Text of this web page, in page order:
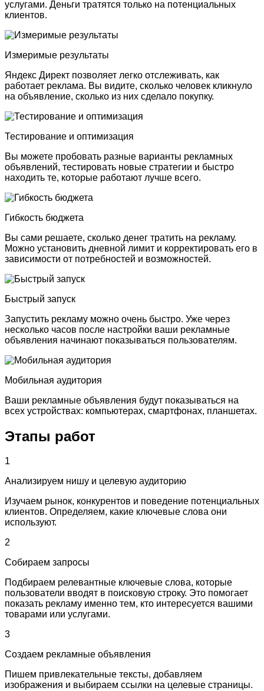
услугами. Деньги тратятся только на потенциальных
клиентов.
Измеримые результаты
Яндекс Директ позволяет легко отслеживать, как
работает реклама. Вы видите, сколько человек кликнуло
на объявление, сколько из них сделало покупку.
Тестирование и оптимизация
Вы можете пробовать разные варианты рекламных
объявлений, тестировать новые стратегии и быстро
находить те, которые работают лучше всего.
Гибкость бюджета
Вы сами решаете, сколько денег тратить на рекламу.
Можно установить дневной лимит и корректировать его в
зависимости от потребностей и возможностей.
Быстрый запуск
Запустить рекламу можно очень быстро. Уже через
несколько часов после настройки ваши рекламные
объявления начинают показываться пользователям.
Мобильная аудитория
Ваши рекламные объявления будут показываться на
всех устройствах: компьютерах, смартфонах, планшетах.
Этапы работ
1
Анализируем нишу и целевую аудиторию
Изучаем рынок, конкурентов и поведение потенциальных
клиентов. Определяем, какие ключевые слова они
используют.
2
Собираем запросы
Подбираем релевантные ключевые слова, которые
пользователи вводят в поисковую строку. Это помогает
показать рекламу именно тем, кто интересуется вашими
товарами или услугами.
3
Создаем рекламные объявления
Пишем привлекательные тексты, добавляем
изображения и выбираем ссылки на целевые страницы.